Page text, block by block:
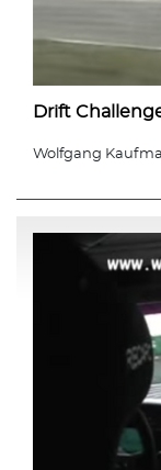
Drift
Wolfgang